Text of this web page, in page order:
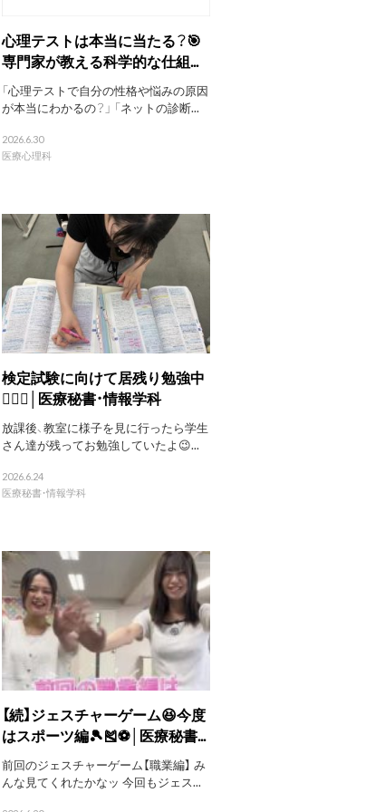
心理テストは本当に当たる？🎯
専門家が教える科学的な仕組...
「心理テストで自分の性格や悩みの原因
が本当にわかるの？」 「ネットの診断...
2026.6.30
医療心理科
検定試験に向けて居残り勉強中
🙋‍♀️✨│医療秘書・情報学科
放課後、教室に様子を見に行ったら学生
さん達が残ってお勉強していたよ😉...
2026.6.24
医療秘書・情報学科
【続】ジェスチャーゲーム😆今度
はスポーツ編🎾🎽⚽│医療秘書...
前回のジェスチャーゲーム【職業編】 み
んな見てくれたかなッ 今回もジェス...